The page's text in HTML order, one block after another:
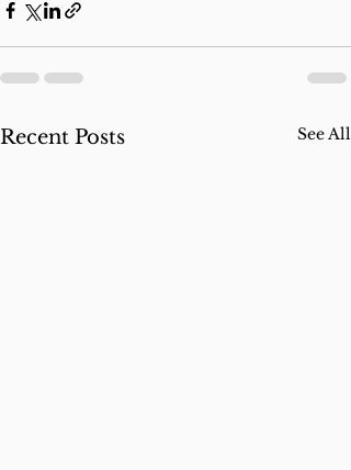
Recent Posts See All